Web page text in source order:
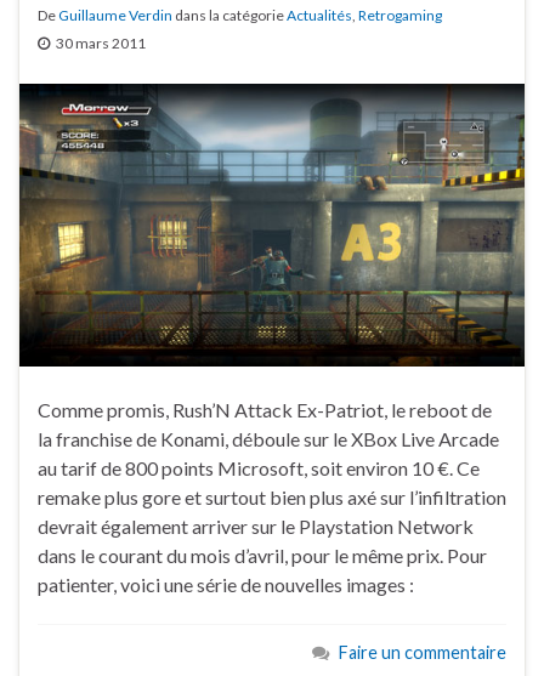
DeGuillaume Verdin dans la catégorieActualités Retrogaming
30 mars 2011
Comme promis, Rush’N Attack Ex-Patriot, le reboot de
la franchise de Konami, déboule sur le XBox Live Arcade
au tarif de 800 points Microsoft, soit environ 10 €. Ce
remake plus gore et surtout bien plus axé sur l’infiltration
devrait également arriver sur le Playstation Network
dans le courant du mois d’avril, pour le même prix. Pour
patienter, voici une série de nouvelles images :
Faire un commentaire